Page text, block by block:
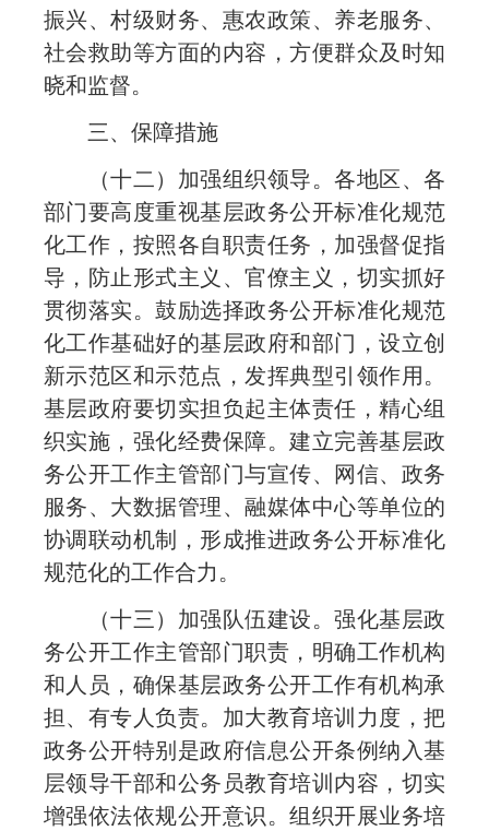
振兴、村级财务、惠农政策、养老服务、
社会救助等方面的内容，方便群众及时知
晓和监督。
三、保障措施
（十二）加强组织领导。各地区、各
部门要高度重视基层政务公开标准化规范
化工作，按照各自职责任务，加强督促指
导，防止形式主义、官僚主义，切实抓好
贯彻落实。鼓励选择政务公开标准化规范
化工作基础好的基层政府和部门，设立创
新示范区和示范点，发挥典型引领作用。
基层政府要切实担负起主体责任，精心组
织实施，强化经费保障。建立完善基层政
务公开工作主管部门与宣传、网信、政务
服务、大数据管理、融媒体中心等单位的
协调联动机制，形成推进政务公开标准化
规范化的工作合力。
（十三）加强队伍建设。强化基层政
务公开工作主管部门职责，明确工作机构
和人员，确保基层政务公开工作有机构承
担、有专人负责。加大教育培训力度，把
政务公开特别是政府信息公开条例纳入基
层领导干部和公务员教育培训内容，切实
增强依法依规公开意识。组织开展业务培